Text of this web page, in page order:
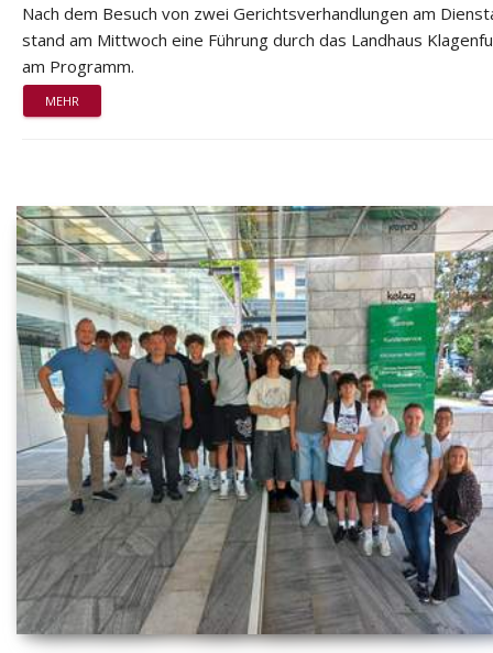
Nach dem Besuch von zwei Gerichtsverhandlungen am
stand am Mittwoch eine Führung durch das Landhaus
am Programm.
MEHR